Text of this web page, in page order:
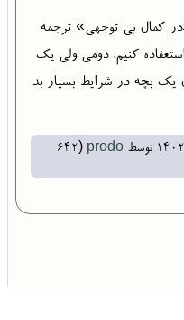
کمال بی توجهی» ترجمه
کنیم، دومی ولی یک
بچه در شرایط بسیار بد
توسط prodo
(
642